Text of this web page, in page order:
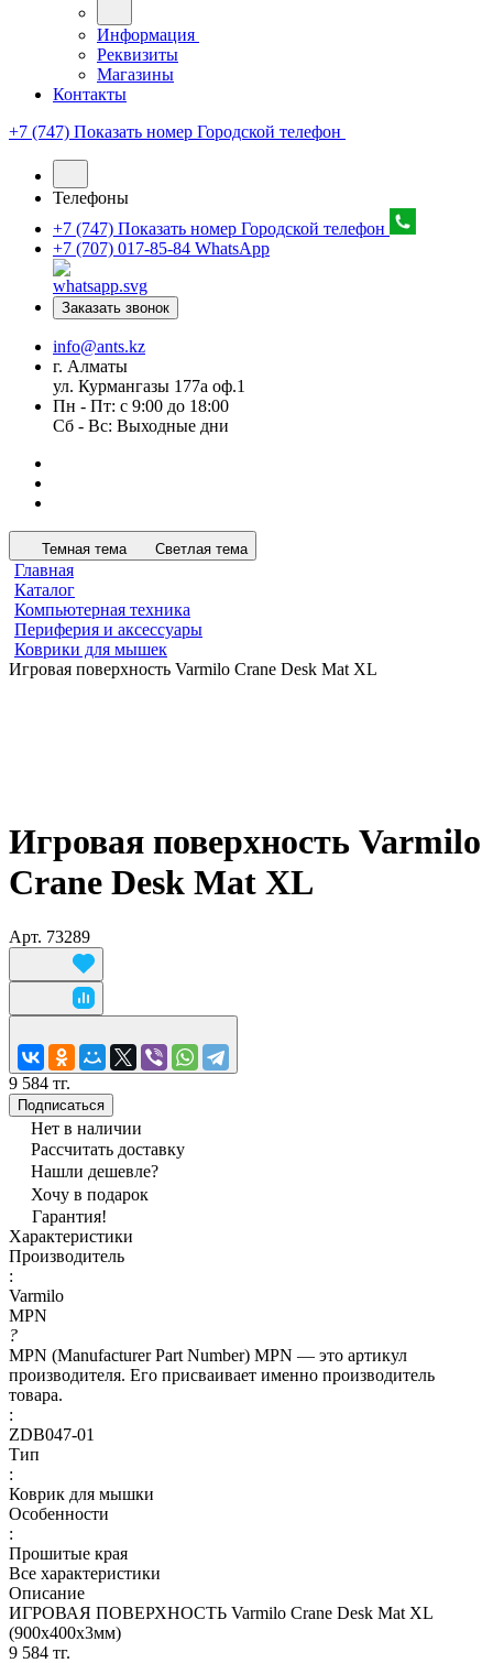
Информация
Реквизиты
Магазины
Контакты
+7 (747) Показать номер Городской телефон
Телефоны
+7 (747) Показать номер Городской телефон
+7 (707) 017-85-84 WhatsApp
Заказать звонок
info@ants.kz
г. Алматы
ул. Курмангазы 177а оф.1
Пн - Пт: с 9:00 до 18:00
Сб - Вс: Выходные дни
Темная тема Светлая тема
Главная
Каталог
Компьютерная техника
Периферия и аксессуары
Коврики для мышек
Игровая поверхность Varmilo Crane Desk Mat XL
Игровая поверхность Varmilo
Crane Desk Mat XL
Арт. 73289
9 584 тг.
Подписаться
Нет в наличии
Рассчитать доставку
Нашли дешевле?
Хочу в подарок
Гарантия!
Характеристики
Производитель
:
Varmilo
MPN
?
MPN (Manufacturer Part Number) MPN — это артикул
производителя. Его присваивает именно производитель
товара.
:
ZDB047-01
Тип
:
Коврик для мышки
Особенности
:
Прошитые края
Все характеристики
Описание
ИГРОВАЯ ПОВЕРХНОСТЬ Varmilo Crane Desk Mat XL
(900х400х3мм)
9 584 тг.